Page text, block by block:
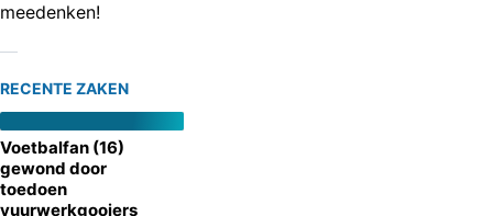
meedenken!
RECENTE ZAKEN
Voetbalfan (16)
gewond door
toedoen
vuurwerkgooiers